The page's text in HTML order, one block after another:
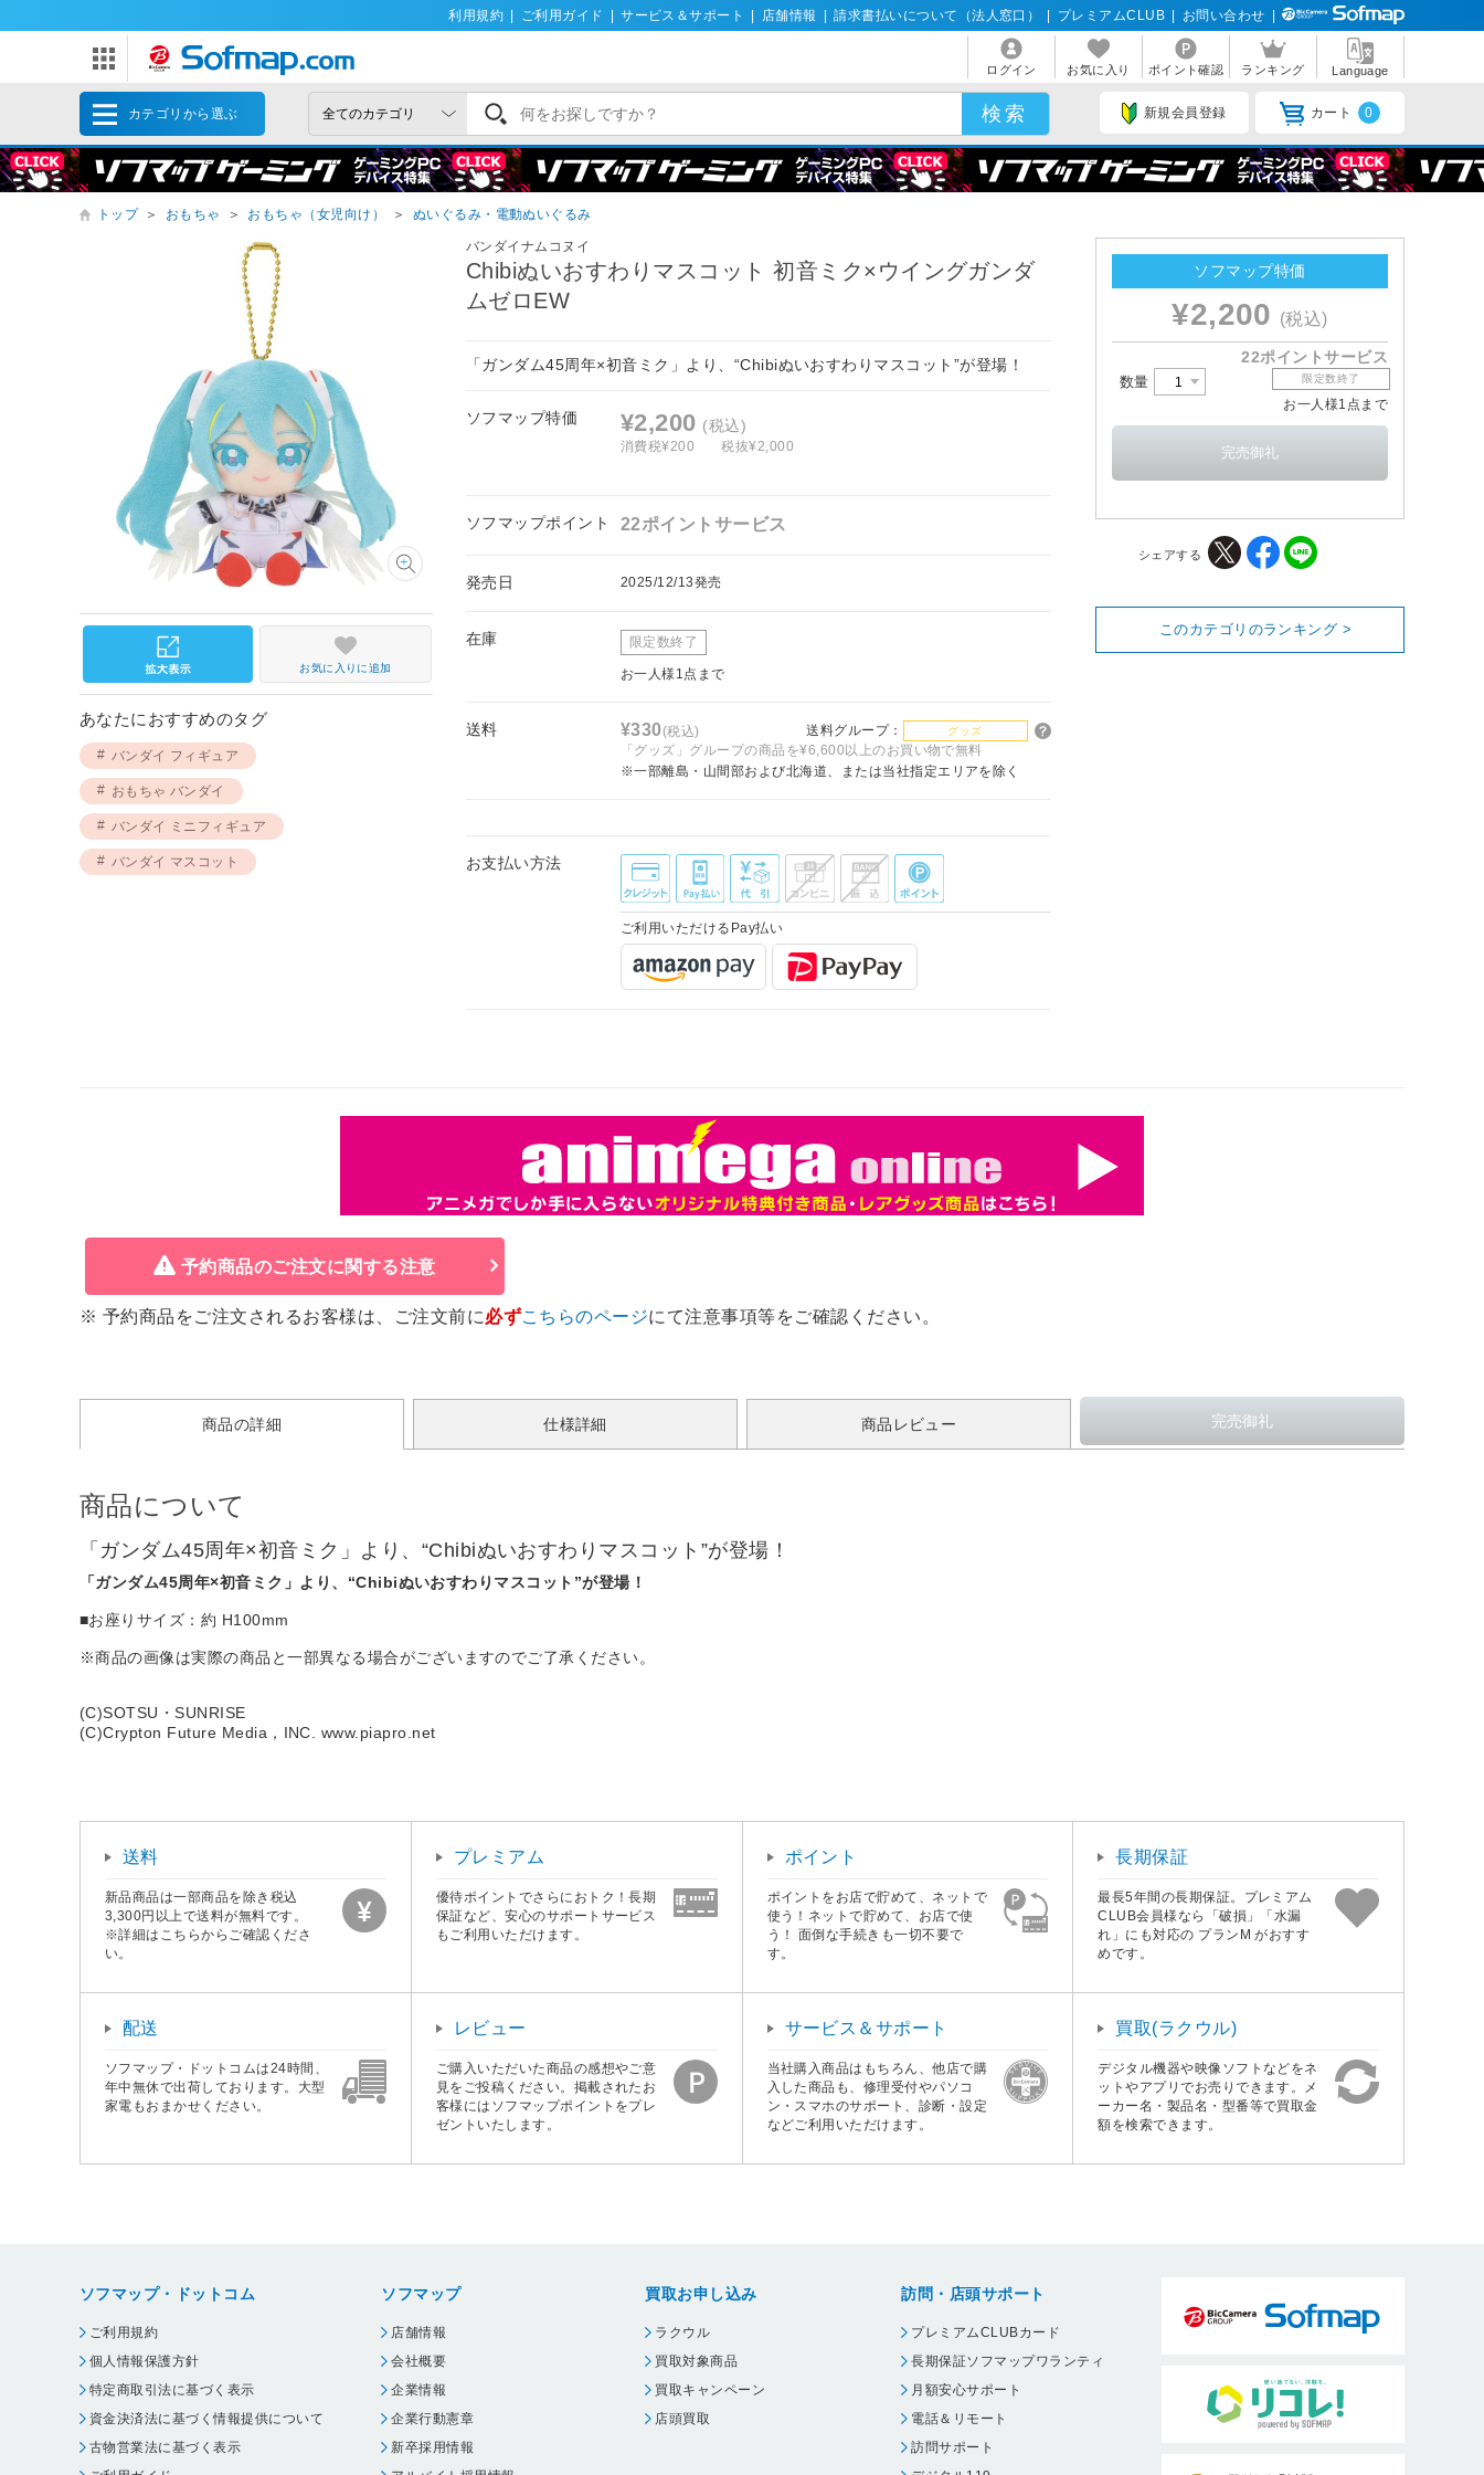
利用規約 ご利用ガイド サービス＆サポート 店舗情報 請求書払いについて（法人窓口） プレミアムCLUB お問い合わせ
ログイン お気に入り ポイント確認 ランキング Language
カテゴリから選ぶ 新規会員登録 カート 0
トップ ＞ おもちゃ ＞ おもちゃ（女児向け） ＞ ぬいぐるみ・電動ぬいぐるみ
バンダイナムコヌイ
Chibiぬいおすわりマスコット 初音ミク×ウイングガンダ
ムゼロEW
「ガンダム45周年×初音ミク」より、“Chibiぬいおすわりマスコット”が登場！
ソフマップ特価 ¥2,200 (税込)
消費税¥200 税抜¥2,000
ソフマップポイント 22ポイントサービス
発売日 2025/12/13発売
在庫 限定数終了
お一人様1点まで
送料 ¥330(税込) 送料グループ： グッズ
「グッズ」グループの商品を¥6,600以上のお買い物で無料
※一部離島・山間部および北海道、または当社指定エリアを除く
お支払い方法
ご利用いただけるPay払い
お気に入りに追加
あなたにおすすめのタグ
バンダイ フィギュア
おもちゃ バンダイ
バンダイ ミニフィギュア
バンダイ マスコット
ソフマップ特価
¥2,200 (税込)
22ポイントサービス
数量 限定数終了
お一人様1点まで
シェアする
このカテゴリのランキング >
予約商品のご注文に関する注意
※ 予約商品をご注文されるお客様は、ご注文前に必ずこちらのページにて注意事項等をご確認ください。
商品の詳細 仕様詳細 商品レビュー
商品について
「ガンダム45周年×初音ミク」より、“Chibiぬいおすわりマスコット”が登場！
「ガンダム45周年×初音ミク」より、“Chibiぬいおすわりマスコット”が登場！
■お座りサイズ：約 H100mm
※商品の画像は実際の商品と一部異なる場合がございますのでご了承ください。
(C)SOTSU・SUNRISE
(C)Crypton Future Media，INC. www.piapro.net
送料
新品商品は一部商品を除き税込
3,300円以上で送料が無料です。
※詳細はこちらからご確認くださ
い。
プレミアム
優待ポイントでさらにおトク！長期
保証など、安心のサポートサービス
もご利用いただけます。
ポイント
ポイントをお店で貯めて、ネットで
使う！ネットで貯めて、お店で使
う！ 面倒な手続きも一切不要で
す。
長期保証
最長5年間の長期保証。プレミアム
CLUB会員様なら「破損」「水漏
れ」にも対応の プランM がおすす
めです。
配送
ソフマップ・ドットコムは24時間、
年中無休で出荷しております。大型
家電もおまかせください。
レビュー
ご購入いただいた商品の感想やご意
見をご投稿ください。掲載されたお
客様にはソフマップポイントをプレ
ゼントいたします。
サービス＆サポート
当社購入商品はもちろん、他店で購
入した商品も、修理受付やパソコ
ン・スマホのサポート、診断・設定
などご利用いただけます。
買取(ラクウル)
デジタル機器や映像ソフトなどをネ
ットやアプリでお売りできます。メ
ーカー名・製品名・型番等で買取金
額を検索できます。
ソフマップ・ドットコム
ご利用規約
個人情報保護方針
特定商取引法に基づく表示
資金決済法に基づく情報提供について
古物営業法に基づく表示
ソフマップ
店舗情報
会社概要
企業情報
企業行動憲章
新卒採用情報
買取お申し込み
ラクウル
買取対象商品
買取キャンペーン
店頭買取
訪問・店頭サポート
プレミアムCLUBカード
長期保証ソフマップワランティ
月額安心サポート
電話＆リモート
訪問サポート